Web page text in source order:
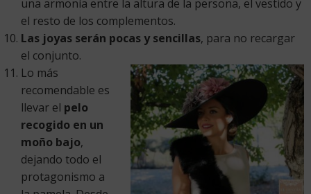
una armonía entre la altura de la persona, el vestido y
el resto de los complementos.
Las joyas serán pocas y sencillas, para no recargar
el conjunto.
Lo más
recomendable es
llevar el pelo
recogido en un
moño bajo,
dejando todo el
protagonismo a